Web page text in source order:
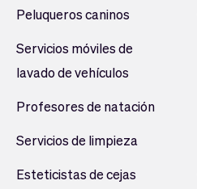
Peluqueros caninos
Servicios móviles de
lavado de vehículos
Profesores de natación
Servicios de limpieza
Esteticistas de cejas